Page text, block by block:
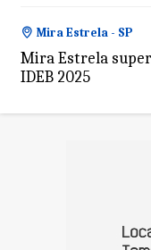
Mira Estrela - SP
Mira Estrela
IDEB 2025